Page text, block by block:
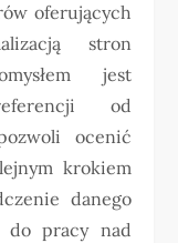
oferujących
stron
jest
od
ocenić
krokiem
danego
do pracy nad